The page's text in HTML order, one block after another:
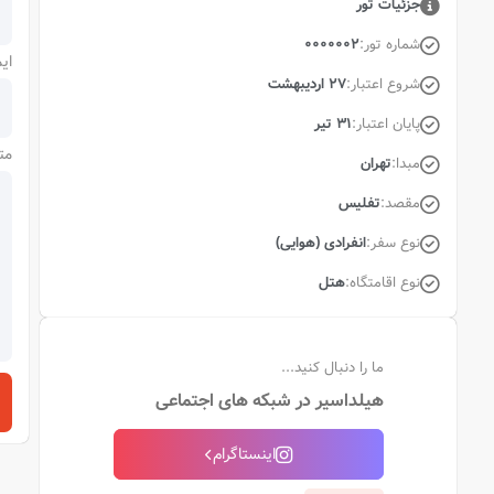
جزئیات تور
شماره تور:0000002
شروع اعتبار:27 اردیبهشت
پایان اعتبار:31 تیر
مبدا:تهران
مقصد:تفلیس
نوع سفر:انفرادی (هوایی)
نوع اقامتگاه:هتل
ما را دنبال کنید...
هیلداسیر در شبکه های اجتماعی
اینستاگرام